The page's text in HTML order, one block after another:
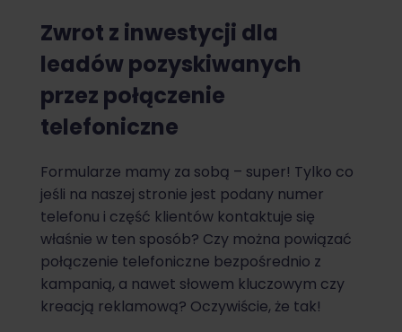
Zwrot z inwestycji dla
leadów pozyskiwanych
przez połączenie
telefoniczne
Formularze mamy za sobą – super! Tylko co
jeśli na naszej stronie jest podany numer
telefonu i część klientów kontaktuje się
właśnie w ten sposób? Czy można powiązać
połączenie telefoniczne bezpośrednio z
kampanią, a nawet słowem kluczowym czy
kreacją reklamową? Oczywiście, że tak!